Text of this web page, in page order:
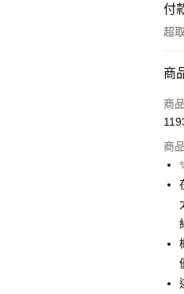
付
超
付
信
街
悠
商
商
商